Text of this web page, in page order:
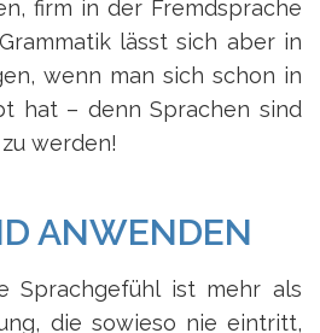
firm in der Fremdsprache
lässt sich aber in
wenn man sich schon in
hat – denn Sprachen sind
werden!
ANWENDEN
Sprachgefühl ist mehr als
die sowieso nie eintritt,